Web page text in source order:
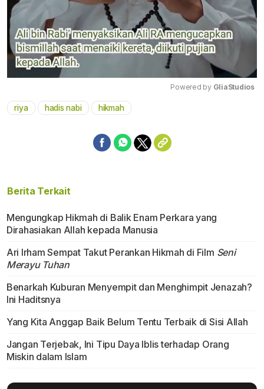
Powered by GliaStudios
riya hadis nabi hikmah
Berita Terkait
Mengungkap Hikmah di Balik Enam Perkara yang
Dirahasiakan Allah kepada Manusia
Ari Irham Sempat Takut Perankan Hikmah di Film Seni
Merayu Tuhan
Benarkah Kuburan Menyempit dan Menghimpit Jenazah?
Ini Haditsnya
Yang Kita Anggap Baik Belum Tentu Terbaik di Sisi Allah
Jangan Terjebak, Ini Tipu Daya Iblis terhadap Orang
Miskin dalam Islam